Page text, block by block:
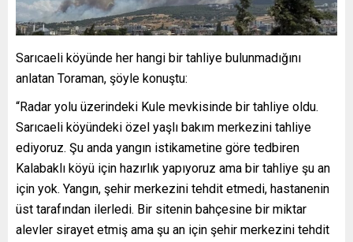
Sarıcaeli köyünde her hangi bir tahliye bulunmadığını
anlatan Toraman, şöyle konuştu:
“Radar yolu üzerindeki Kule mevkisinde bir tahliye oldu.
Sarıcaeli köyündeki özel yaşlı bakım merkezini tahliye
ediyoruz. Şu anda yangın istikametine göre tedbiren
Kalabaklı köyü için hazırlık yapıyoruz ama bir tahliye şu an
için yok. Yangın, şehir merkezini tehdit etmedi, hastanenin
üst tarafından ilerledi. Bir sitenin bahçesine bir miktar
alevler sirayet etmiş ama şu an için şehir merkezini tehdit